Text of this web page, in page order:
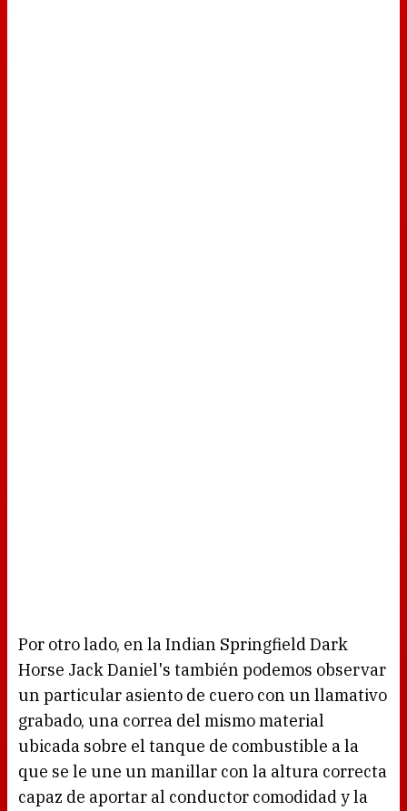
Por otro lado, en la Indian Springfield Dark
Horse Jack Daniel's también podemos observar
un particular asiento de cuero con un llamativo
grabado, una correa del mismo material
ubicada sobre el tanque de combustible a la
que se le une un manillar con la altura correcta
capaz de aportar al conductor comodidad y la